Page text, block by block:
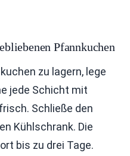
Pfannkuchen
zu lagern, lege
jede Schicht mit
Schließe den
Kühlschrank. Die
bis zu drei Tage.